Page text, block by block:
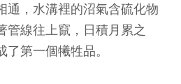
通，水溝裡的沼氣含硫化物
管線往上竄，日積月累之
第一個犧牲品。